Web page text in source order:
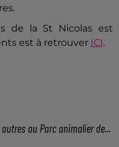
de la St Nicolas est
est à retrouver ICI.
au Parc animalier de...